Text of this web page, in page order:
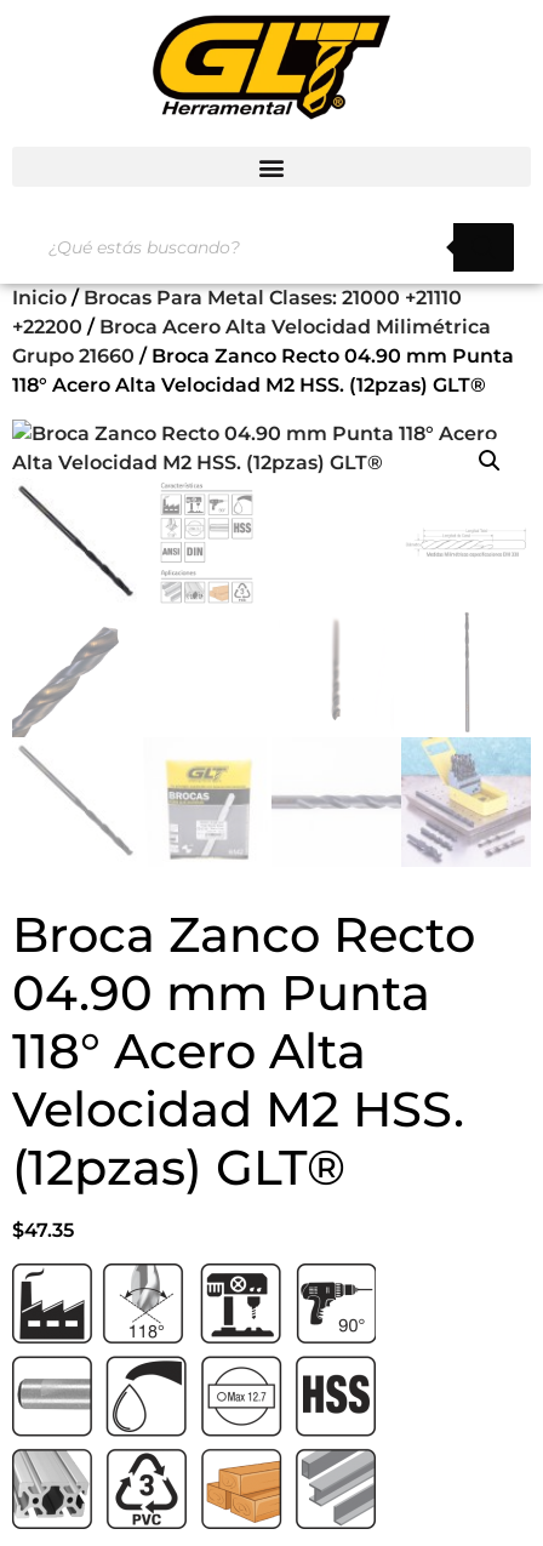
Inicio / Brocas Para Metal Clases: 21000 +21110
+22200 / Broca Acero Alta Velocidad Milimétrica
Grupo 21660 / Broca Zanco Recto 04.90 mm Punta
118° Acero Alta Velocidad M2 HSS. (12pzas) GLT®
Broca Zanco Recto
04.90 mm Punta
118° Acero Alta
Velocidad M2 HSS.
(12pzas) GLT®
$47.35